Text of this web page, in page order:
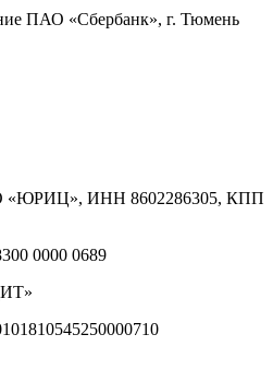
ПАО «Сбербанк», г. Тюмень
«ЮРИЦ», ИНН 8602286305, КПП
0000 0689